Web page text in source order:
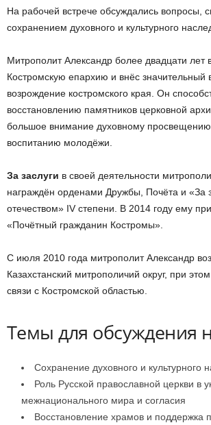
На рабочей встрече обсуждались вопросы,
сохранением духовного и культурного
Митрополит Александр более двадцати лет
Костромскую епархию и внёс значительный
возрождение костромского края. Он
восстановлению памятников церковной
большое внимание духовному просвещению
воспитанию молодёжи.
За заслуги в своей деятельности
награждён орденами Дружбы, Почёта и «За
отечеством» IV степени. В 2014 году ему
«Почётный гражданин Костромы».
С июля 2010 года митрополит Александр
Казахстанский митрополичий округ, при
связи с Костромской областью.
Темы для обсуждения
Сохранение духовного и культурного
Роль Русской православной церкви в
межнационального мира и согласия
Восстановление храмов и поддержка